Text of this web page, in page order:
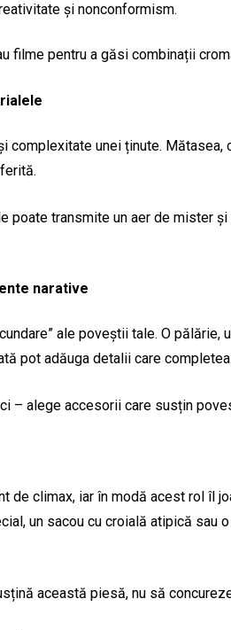
și nonconformism.
filme pentru a găsi combinații
complexitate unei ținute. Mătasea,
poate transmite un aer de mister
narative
ale poveștii tale. O pălărie,
pot adăuga detalii care
– alege accesorii care susțin
de climax, iar în modă acest rol îl
un sacou cu croială atipică sau
această piesă, nu să